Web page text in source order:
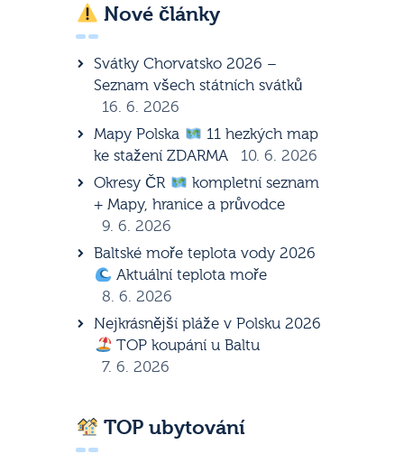
Nové články
Svátky Chorvatsko 2026 –
Seznam všech státních svátků
16. 6. 2026
Mapy Polska
11 hezkých map
ke stažení ZDARMA
10. 6. 2026
Okresy ČR
kompletní seznam
+ Mapy, hranice a průvodce
9. 6. 2026
Baltské moře teplota vody 2026
Aktuální teplota moře
8. 6. 2026
Nejkrásnější pláže v Polsku 2026
TOP koupání u Baltu
7. 6. 2026
TOP ubytování